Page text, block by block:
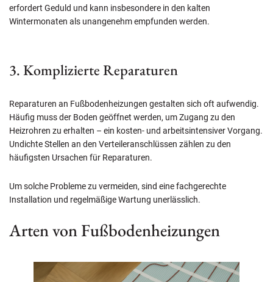
erfordert Geduld und kann insbesondere in den kalten
Wintermonaten als unangenehm empfunden werden.
3. Komplizierte Reparaturen
Reparaturen an Fußbodenheizungen gestalten sich oft aufwendig.
Häufig muss der Boden geöffnet werden, um Zugang zu den
Heizrohren zu erhalten – ein kosten- und arbeitsintensiver Vorgang.
Undichte Stellen an den Verteileranschlüssen zählen zu den
häufigsten Ursachen für Reparaturen.
Um solche Probleme zu vermeiden, sind eine fachgerechte
Installation und regelmäßige Wartung unerlässlich.
Arten von Fußbodenheizungen